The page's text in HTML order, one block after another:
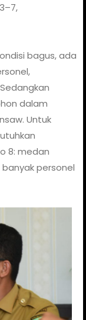
bagus, ada
dalam
Untuk
8: medan
personel